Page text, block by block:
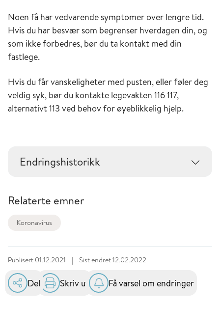
Noen få har vedvarende symptomer over lengre tid.
Hvis du har besvær som begrenser hverdagen din, og
som ikke forbedres, bør du ta kontakt med din
fastlege.
Hvis du får vanskeligheter med pusten, eller føler deg
veldig syk, bør du kontakte legevakten 116 117,
alternativt 113 ved behov for øyeblikkelig hjelp.
Endringshistorikk
Relaterte emner
Koronavirus
Publisert 01.12.2021 | Sist endret12.02.2022
Del Skriv ut Få varsel om endringer